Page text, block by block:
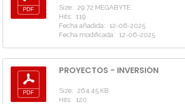
Size: 29.72 MEGABYTE
Hits:
119
Fecha añadida:
12-06-2025
Fecha modificada:
12-06-2025
PROYECTOS - INVERSIÓN
Size: 264.45 KB
Hits:
120